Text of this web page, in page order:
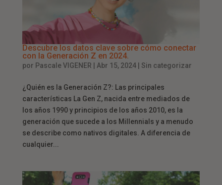
Descubre los datos clave sobre cómo conectar
con la Generación Z en 2024.
por Pascale VIGENER Abr 15, 2024| Sin categorizar
¿Quién es la Generación Z?: Las principales
características La Gen Z, nacida entre mediados de
los años 1990 y principios de los años 2010, es la
generación que sucede a los Millennials y a menudo
se describe como nativos digitales. A diferencia de
cualquier...